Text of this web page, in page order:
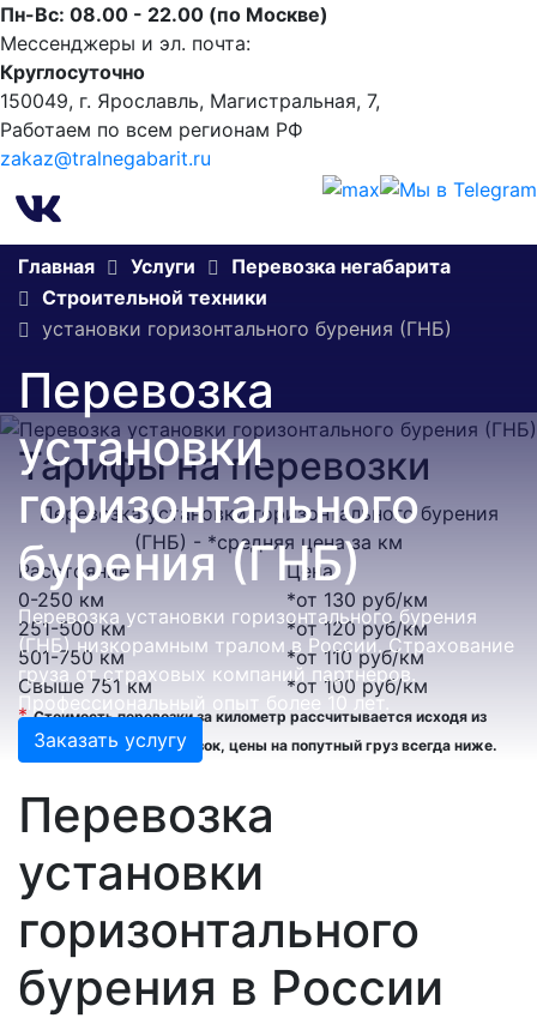
Пн-Вс: 08.00 - 22.00 (по Москве)
Мессенджеры и эл. почта:
Круглосуточно
150049, г. Ярославль, ​Магистральная, 7,
Работаем по всем регионам РФ
zakaz@tralnegabarit.ru
Главная Услуги
Перевозка негабарита
Строительной техники
установки горизонтального бурения (ГНБ)
Перевозка
установки
горизонтального
бурения (ГНБ)
Перевозка установки горизонтального бурения
(ГНБ) низкорамным тралом в России. Страхование
груза от страховых компаний партнеров.
Профессиональный опыт более 10 лет.
Заказать услугу
Тарифы на перевозки
Перевозка установки горизонтального бурения
(ГНБ) - *средняя цена за км
Расстояние
Цена
0-250 км
*от 130 руб/км
251-500 км
*от 120 руб/км
501-750 км
*от 110 руб/км
Свыше 751 км
*от 100 руб/км
* Стоимость перевозки за километр рассчитывается иcходя из
средней цены 10 перевозок, цены на попутный груз всегда ниже.
Перевозка
установки
горизонтального
бурения в России